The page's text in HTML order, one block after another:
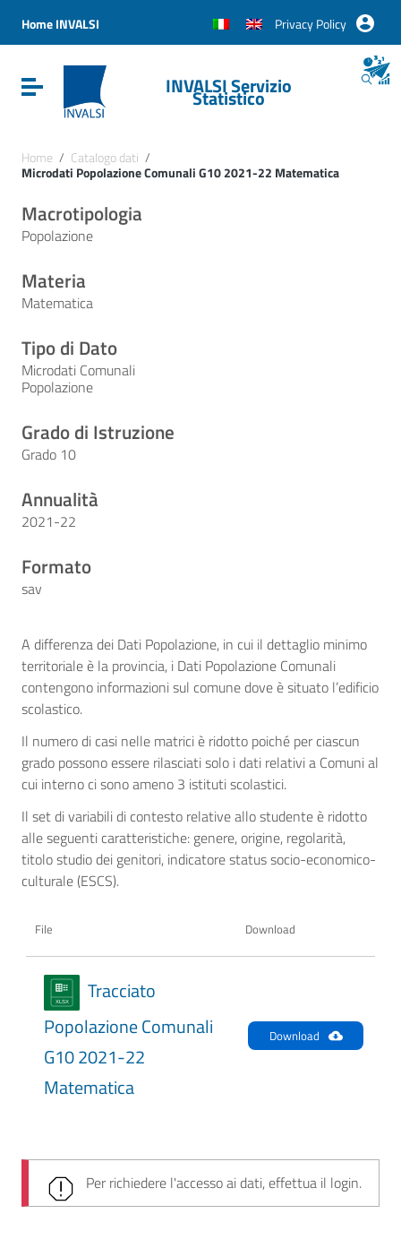
Vai al menu di navigazione
Vai al footer
Home INVALSI Privacy Policy
Attiva / disattiva la navigazioneINVALSI Servizio
Statistico
Home / Catalogo dati /
Microdati Popolazione Comunali G10 2021-22 Matematica
Macrotipologia
Popolazione
Materia
Matematica
Tipo di Dato
Microdati Comunali
Popolazione
Grado di Istruzione
Grado 10
Annualità
2021-22
Formato
sav
A differenza dei Dati Popolazione, in cui il dettaglio minimo
territoriale è la provincia, i Dati Popolazione Comunali
contengono informazioni sul comune dove è situato l’edificio
scolastico.
Il numero di casi nelle matrici è ridotto poiché per ciascun
grado possono essere rilasciati solo i dati relativi a Comuni al
cui interno ci sono ameno 3 istituti scolastici.
Il set di variabili di contesto relative allo studente è ridotto
alle seguenti caratteristiche: genere, origine, regolarità,
titolo studio dei genitori, indicatore status socio-economico-
culturale (ESCS).
File Download
Tracciato
Popolazione Comunali
G10 2021-22
Matematica
Download
Per richiedere l'accesso ai dati, effettua il login.